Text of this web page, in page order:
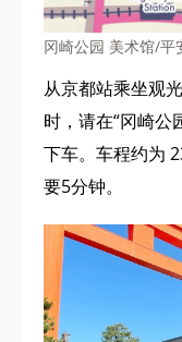
冈崎公园 美术馆/平
从京都站乘坐观
时，请在“冈崎公
下车。车程约为
要5分钟。